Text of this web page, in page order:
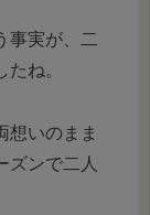
事実が、二
ね。
想いのまま
ズンで二人